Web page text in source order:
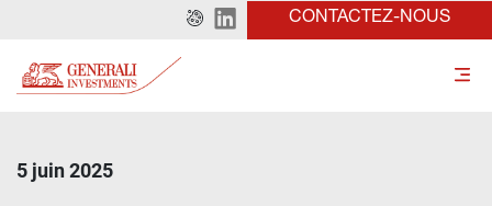
CONTACTEZ-NOUS
5 juin 2025